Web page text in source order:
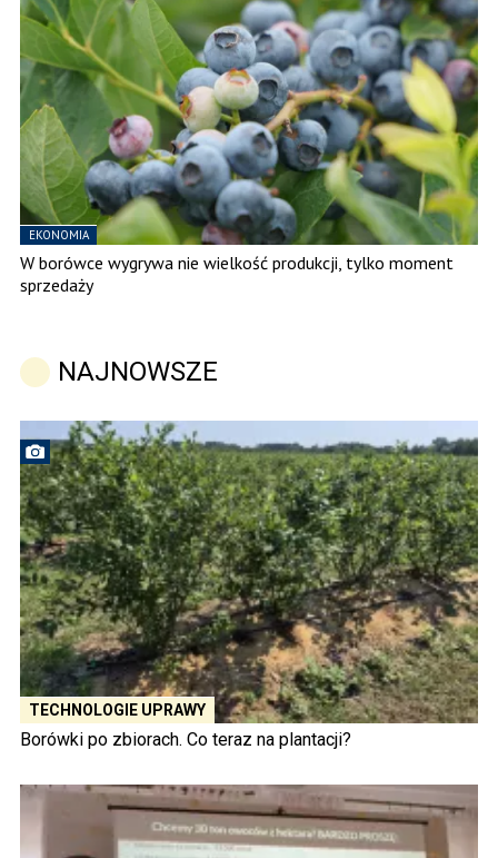
EKONOMIA
W borówce wygrywa nie wielkość produkcji, tylko moment
sprzedaży
NAJNOWSZE
TECHNOLOGIE UPRAWY
Borówki po zbiorach. Co teraz na plantacji?